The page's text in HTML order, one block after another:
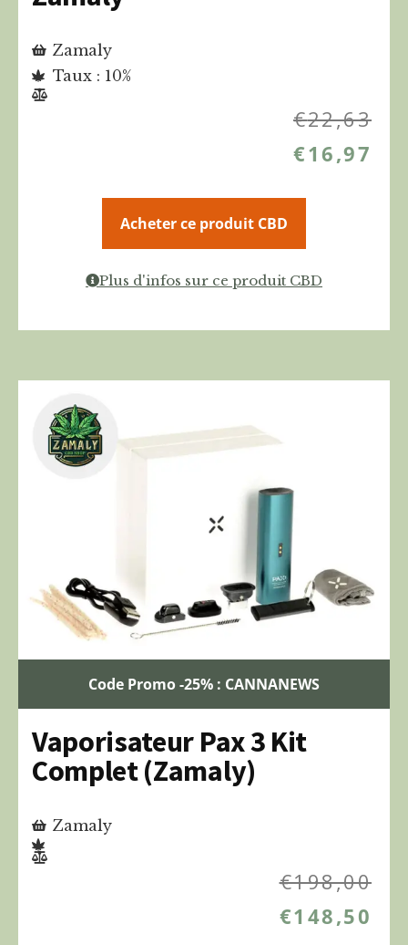
Zamaly
Taux : 10%
€22,63
€16,97
Acheter ce produit CBD
Plus d'infos sur ce produit CBD
Code Promo -25% : CANNANEWS
Vaporisateur Pax 3 Kit
Complet (Zamaly)
Zamaly
€198,00
€148,50